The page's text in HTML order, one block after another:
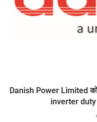
Danish Power Limited
inverter duty